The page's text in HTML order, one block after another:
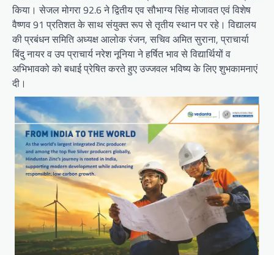
किया। सेजल मोगरा 92.6 ने द्वितीय एव सौभाग्य सिंह मोजावत एवं विशेष
वैष्णव 91 प्रतिशत के साथ संयुक्त रूप से तृतीय स्थान पर रहे। विद्यालय
की प्रबंधन समिति अध्यक्ष आलोक रंजन, सचिव अमित सुराना, प्राचार्या
बिंदु नायर व उप प्राचार्य नरेश नूनिया ने हर्षित भाव से विद्यार्थियों व
अभिभावको को बधाई प्रेषित करते हुए उज्जवल भविष्य के लिए शुभकामनाएं
दी।